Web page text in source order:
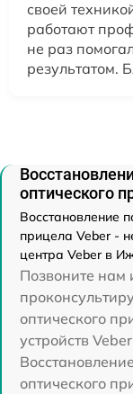
своей
работают
не раз
результатом.
оптического
Восстановление
прицела Veber -
центра Veber в
Позвоните нам
оптического
устройств
оптического